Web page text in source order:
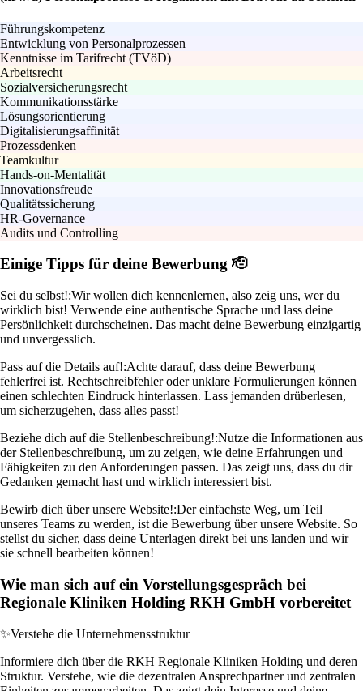
Führungskompetenz
Entwicklung von Personalprozessen
Kenntnisse im Tarifrecht (TVöD)
Arbeitsrecht
Sozialversicherungsrecht
Kommunikationsstärke
Lösungsorientierung
Digitalisierungsaffinität
Prozessdenken
Teamkultur
Hands-on-Mentalität
Innovationsfreude
Qualitätssicherung
HR-Governance
Audits und Controlling
Einige Tipps für deine Bewerbung 🫡
Sei du selbst!:Wir wollen dich kennenlernen, also zeig uns, wer du
wirklich bist! Verwende eine authentische Sprache und lass deine
Persönlichkeit durchscheinen. Das macht deine Bewerbung einzigartig
und unvergesslich.
Pass auf die Details auf!:Achte darauf, dass deine Bewerbung
fehlerfrei ist. Rechtschreibfehler oder unklare Formulierungen können
einen schlechten Eindruck hinterlassen. Lass jemanden drüberlesen,
um sicherzugehen, dass alles passt!
Beziehe dich auf die Stellenbeschreibung!:Nutze die Informationen aus
der Stellenbeschreibung, um zu zeigen, wie deine Erfahrungen und
Fähigkeiten zu den Anforderungen passen. Das zeigt uns, dass du dir
Gedanken gemacht hast und wirklich interessiert bist.
Bewirb dich über unsere Website!:Der einfachste Weg, um Teil
unseres Teams zu werden, ist die Bewerbung über unsere Website. So
stellst du sicher, dass deine Unterlagen direkt bei uns landen und wir
sie schnell bearbeiten können!
Wie man sich auf ein Vorstellungsgespräch bei
Regionale Kliniken Holding RKH GmbH vorbereitet
✨Verstehe die Unternehmensstruktur
Informiere dich über die RKH Regionale Kliniken Holding und deren
Struktur. Verstehe, wie die dezentralen Ansprechpartner und zentralen